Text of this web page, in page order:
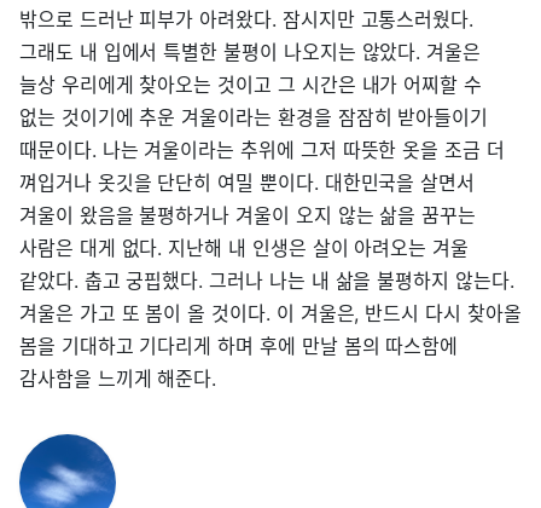
밖으로 드러난 피부가 아려왔다. 잠시지만 고통스러웠다.
그래도 내 입에서 특별한 불평이 나오지는 않았다. 겨울은
늘상 우리에게 찾아오는 것이고 그 시간은 내가 어찌할 수
없는 것이기에 추운 겨울이라는 환경을 잠잠히 받아들이기
때문이다. 나는 겨울이라는 추위에 그저 따뜻한 옷을 조금 더
껴입거나 옷깃을 단단히 여밀 뿐이다. 대한민국을 살면서
겨울이 왔음을 불평하거나 겨울이 오지 않는 삶을 꿈꾸는
사람은 대게 없다. 지난해 내 인생은 살이 아려오는 겨울
같았다. 춥고 궁핍했다. 그러나 나는 내 삶을 불평하지 않는다.
겨울은 가고 또 봄이 올 것이다. 이 겨울은, 반드시 다시 찾아올
봄을 기대하고 기다리게 하며 후에 만날 봄의 따스함에
감사함을 느끼게 해준다.